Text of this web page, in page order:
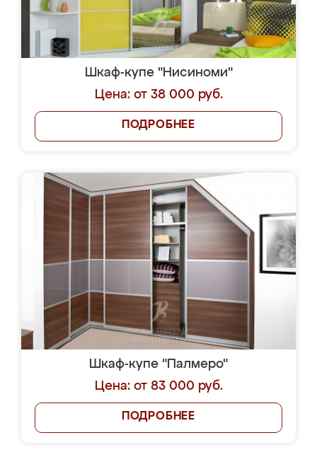
Шкаф-купе "Нисиноми"
Цена: от 38 000 руб.
ПОДРОБНЕЕ
Шкаф-купе "Палмеро"
Цена: от 83 000 руб.
ПОДРОБНЕЕ